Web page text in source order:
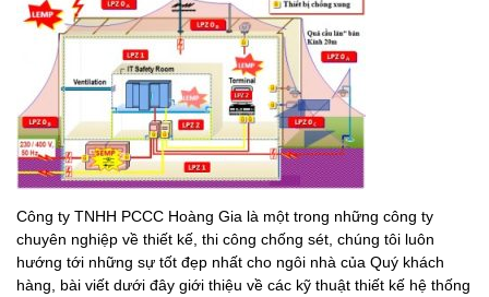
Công ty TNHH PCCC Hoàng Gia là một trong những công ty
chuyên nghiệp về thiết kế, thi công chống sét, chúng tôi luôn
hướng tới những sự tốt đẹp nhất cho ngôi nhà của Quý khách
hàng, bài viết dưới đây giới thiệu về các kỹ thuật thiết kế hệ thống